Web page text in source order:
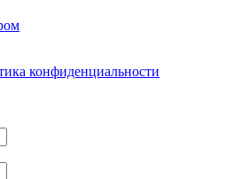
конфиденциальности